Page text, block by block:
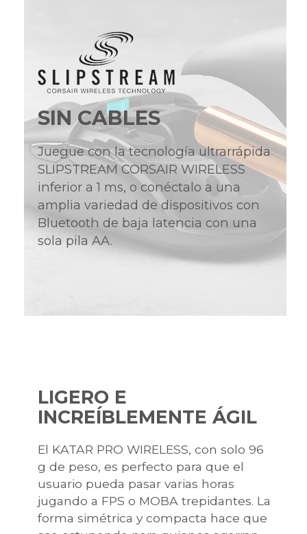
SIN CABLES
Juegue con la tecnología ultrarrápida
SLIPSTREAM CORSAIR WIRELESS
inferior a 1 ms, o conéctalo a una
amplia variedad de dispositivos con
Bluetooth de baja latencia con una
sola pila AA.
LIGERO E
INCREÍBLEMENTE ÁGIL
El KATAR PRO WIRELESS, con solo 96
g de peso, es perfecto para que el
usuario pueda pasar varias horas
jugando a FPS o MOBA trepidantes. La
forma simétrica y compacta hace que